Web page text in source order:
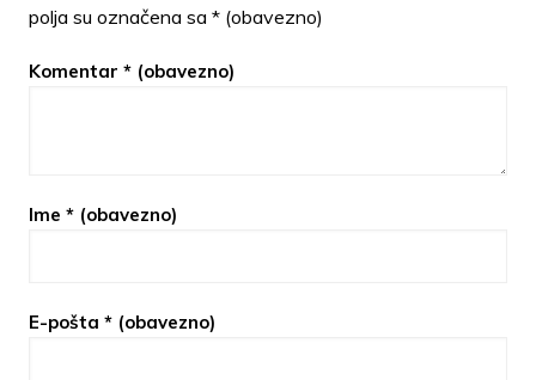
polja su označena sa * (obavezno)
Komentar * (obavezno)
Ime * (obavezno)
E-pošta * (obavezno)